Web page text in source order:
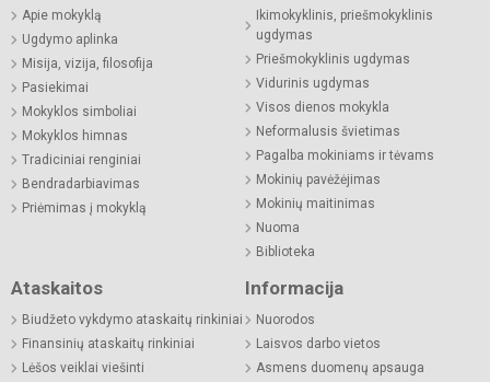
Apie mokyklą
Ugdymo aplinka
Misija, vizija, filosofija
Pasiekimai
Mokyklos simboliai
Mokyklos himnas
Tradiciniai renginiai
Bendradarbiavimas
Priėmimas į mokyklą
Ikimokyklinis, priešmokyklinis
ugdymas
Priešmokyklinis ugdymas
Vidurinis ugdymas
Visos dienos mokykla
Neformalusis švietimas
Pagalba mokiniams ir tėvams
Mokinių pavėžėjimas
Mokinių maitinimas
Nuoma
Biblioteka
Ataskaitos
Biudžeto vykdymo ataskaitų rinkiniai
Finansinių ataskaitų rinkiniai
Lėšos veiklai viešinti
Informacija
Nuorodos
Laisvos darbo vietos
Asmens duomenų apsauga